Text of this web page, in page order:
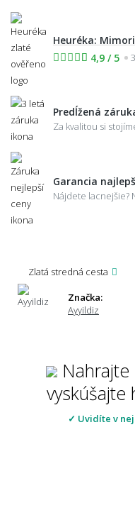
Heuréka:
4,9 / 5
Predĺžená
Za kvalitou si
Garancia
Nájdete lacnejšie?
Zlatá stredná cesta
Značka:
Ayyildiz
vyskúšajte
✓ Uvidíte v